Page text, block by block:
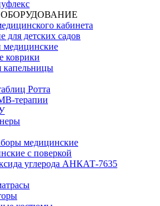
кабинета
для детских садов
медицинские
коврики
Ротта
терапии
медицинские
с поверкой
углерода АНКАТ-7635